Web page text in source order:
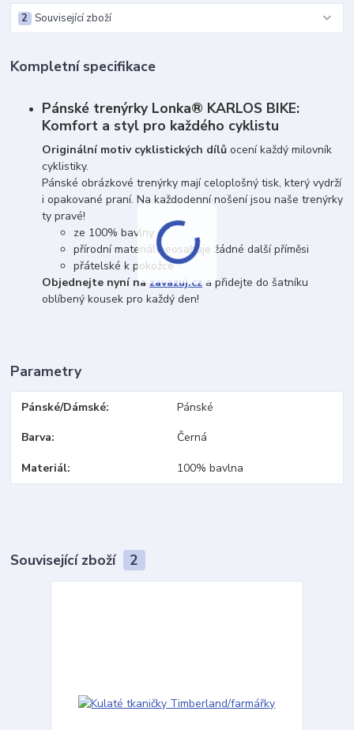
Související zboží
2
Kompletní specifikace
Pánské trenýrky Lonka® KARLOS BIKE:
Komfort a styl pro každého cyklistu
Originální motiv cyklistických dílů ocení každý milovník
cyklistiky.
Pánské obrázkové trenýrky mají celoplošný tisk, který vydrží
i opakované praní. Na každodenní nošení jsou naše trenýrky
ty pravé!
ze 100% bavlny
přírodní materiál neosahuje žádné další příměsi
přátelské k pokožce
Objednejte nyní na zavazuj.cz a přidejte do šatníku
oblíbený kousek pro každý den!
Parametry
Pánské/Dámské Pánské
Barva Černá
Materiál 100% bavlna
Související zboží 2